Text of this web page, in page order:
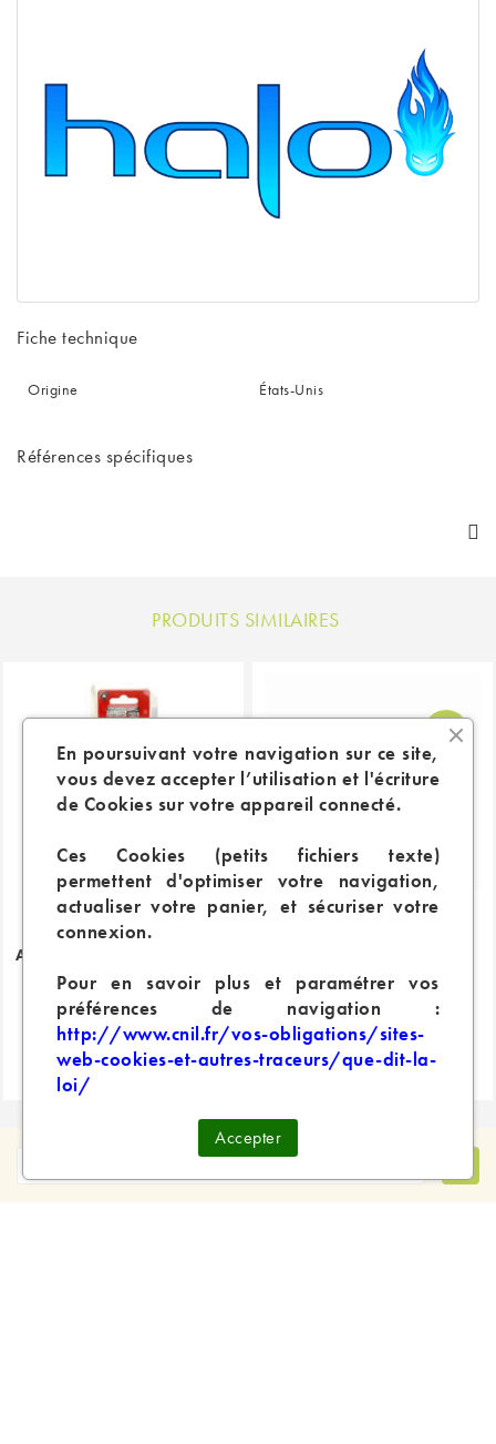
Fiche technique
Origine États-Unis
Références spécifiques
PRODUITS SIMILAIRES
ACCU ENERGY VAP 30A 2700
mah
10,99 €
GUARDIAN...
3,19 €
En poursuivant votre navigation sur ce site,
vous devez accepter l’utilisation et l'écriture
de Cookies sur votre appareil connecté.
Ces Cookies (petits fichiers texte)
permettent d'optimiser votre navigation,
actualiser votre panier, et sécuriser votre
connexion.
Pour en savoir plus et paramétrer vos
préférences de navigation :
http://www.cnil.fr/vos-obligations/sites-
web-cookies-et-autres-traceurs/que-dit-la-
loi/
Accepter